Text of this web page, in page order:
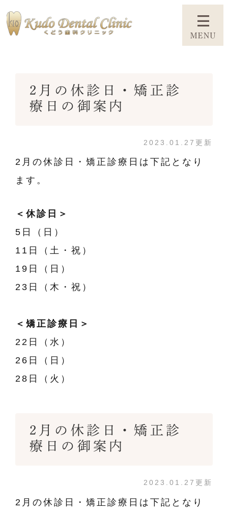
2月の休診日・矯正診
療日の御案内
2023.01.27更新
2月の休診日・矯正診療日は下記となり
ます。
＜休診日＞
5日（日）
11日（土・祝）
19日（日）
23日（木・祝）
＜矯正診療日＞
22日（水）
26日（日）
28日（火）
2月の休診日・矯正診
療日の御案内
2023.01.27更新
2月の休診日・矯正診療日は下記となり